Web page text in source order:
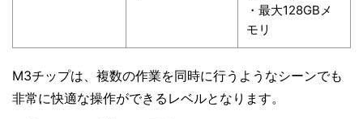
・最大128GBメ
モリ
M3チップは、複数の作業を同時に行うようなシーンでも
非常に快適な操作ができるレベルとなります。